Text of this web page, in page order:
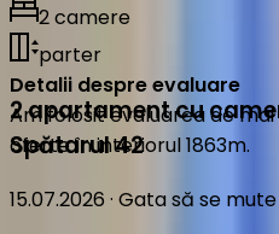
2 camere
parter
Detalii despre evaluare
Am folosit evaluarea de
oferte în interiorul 1863m.
2 apartament cu
Spătarul 42
15.07.2026 · Gata să se mute